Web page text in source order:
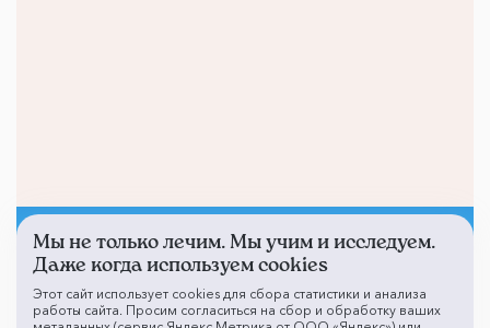
Не смогли записаться к
врачу?
Мы не только лечим. Мы учим и исследуем.
Даже когда используем cookies
Этот сайт использует cookies для сбора статистики и анализа
работы сайта. Просим согласиться на сбор и обработку ваших